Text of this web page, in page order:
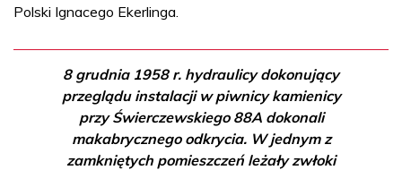
Polski Ignacego Ekerlinga.
8 grudnia 1958 r. hydraulicy dokonujący
przeglądu instalacji w piwnicy kamienicy
przy Świerczewskiego 88A dokonali
makabrycznego odkrycia. W jednym z
zamkniętych pomieszczeń leżały zwłoki